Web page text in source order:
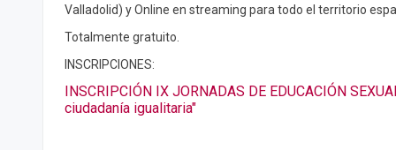
Valladolid) y Online en streaming para todo el territorio
Totalmente gratuito.
INSCRIPCIONES:
INSCRIPCIÓN IX JORNADAS DE EDUCACIÓN
ciudadanía igualitaria"